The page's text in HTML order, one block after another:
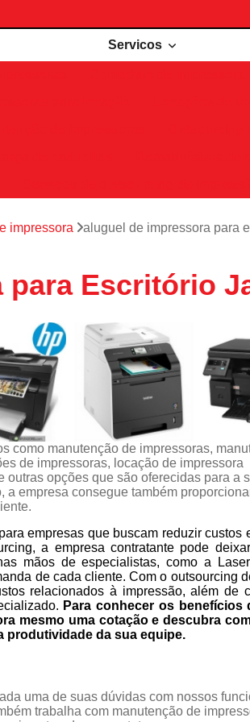
Servicos
impressora aluguel de impressora para
Escritório
como manutenção de impressoras,
de impressoras, locação de impressora
opções que são oferecidas para a
empresa consegue também
empresas que buscam reduzir custos
a empresa contratante pode
mãos de especialistas, como a
de cada cliente. Com o outsourcing
relacionados à impressão, além de
Para conhecer os benefícios
mesmo uma cotação e descubra
produtividade da sua equipe.
uma de suas dúvidas com nossos
trabalha com manutenção de